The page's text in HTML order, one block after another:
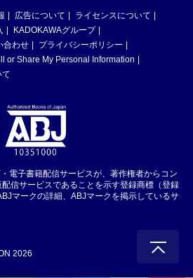
広告について
ライセンスについて
KADOKAWAグループ
合わせ
プライバシーポリシー
or Share My Personal Information
電子書籍配信サービスが、著作権者からコン
信サービスであることを示す登録商標（登録
マークの詳細、ABJマークを掲示しているサ
2026